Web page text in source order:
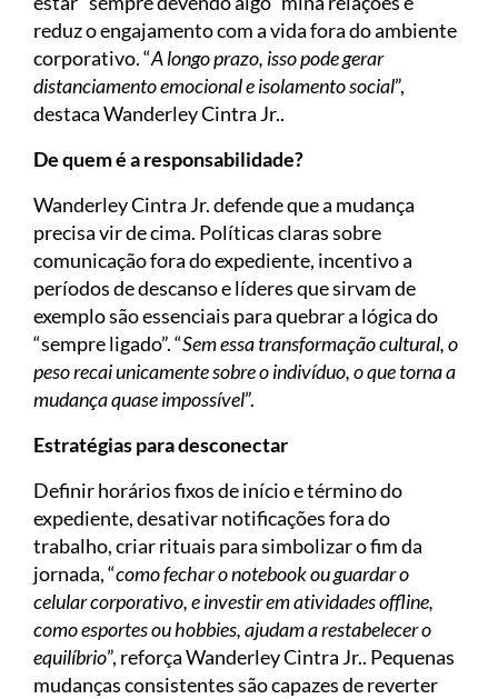
reduz o engajamento com a vida fora do ambiente
corporativo. “A longo prazo, isso pode gerar
distanciamento emocional e isolamento social”,
destaca Wanderley Cintra Jr..
De quem é a responsabilidade?
Wanderley Cintra Jr. defende que a mudança
precisa vir de cima. Políticas claras sobre
comunicação fora do expediente, incentivo a
períodos de descanso e líderes que sirvam de
exemplo são essenciais para quebrar a lógica do
“sempre ligado”. “Sem essa transformação cultural, o
peso recai unicamente sobre o indivíduo, o que torna a
mudança quase impossível”.
Estratégias para desconectar
Definir horários fixos de início e término do
expediente, desativar notificações fora do
trabalho, criar rituais para simbolizar o fim da
jornada, “como fechar o notebook ou guardar o
celular corporativo, e investir em atividades offline,
como esportes ou hobbies, ajudam a restabelecer o
equilíbrio”, reforça Wanderley Cintra Jr.. Pequenas
mudanças consistentes são capazes de reverter